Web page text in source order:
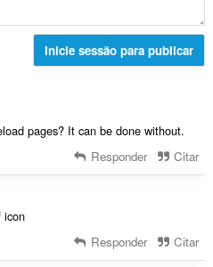
Inicie sessão para publicar
pages? It can be done without.
Responder Citar
icon
Responder Citar